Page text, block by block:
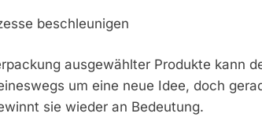
beschleunigen
ausgewählter Produkte kann
um eine neue Idee, doch
sie wieder an Bedeutung.